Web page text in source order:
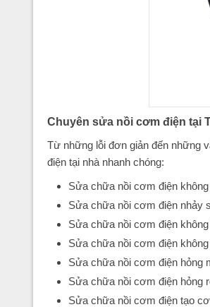
Chuyên sửa nồi cơm điện tại
Từ những lỗi đơn giản đến những
điện tại nhà nhanh chóng:
Sửa chữa nồi cơm điện
Sửa chữa nồi cơm điện nhảy
Sửa chữa nồi cơm điện không
Sửa chữa nồi cơm điện
Sửa chữa nồi cơm điện hỏng
Sửa chữa nồi cơm điện hỏng
Sửa chữa nồi cơm điện tạo